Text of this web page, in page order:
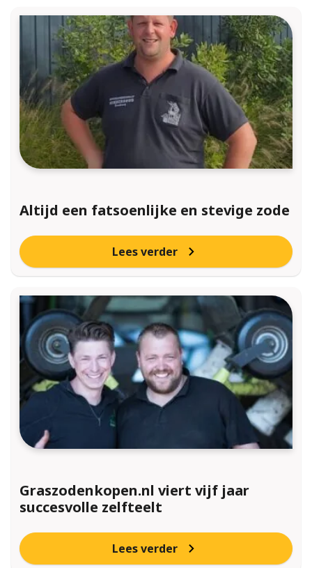
Altijd een fatsoenlijke en stevige zode
Lees verder
Graszodenkopen.nl viert vijf jaar
succesvolle zelfteelt
Lees verder